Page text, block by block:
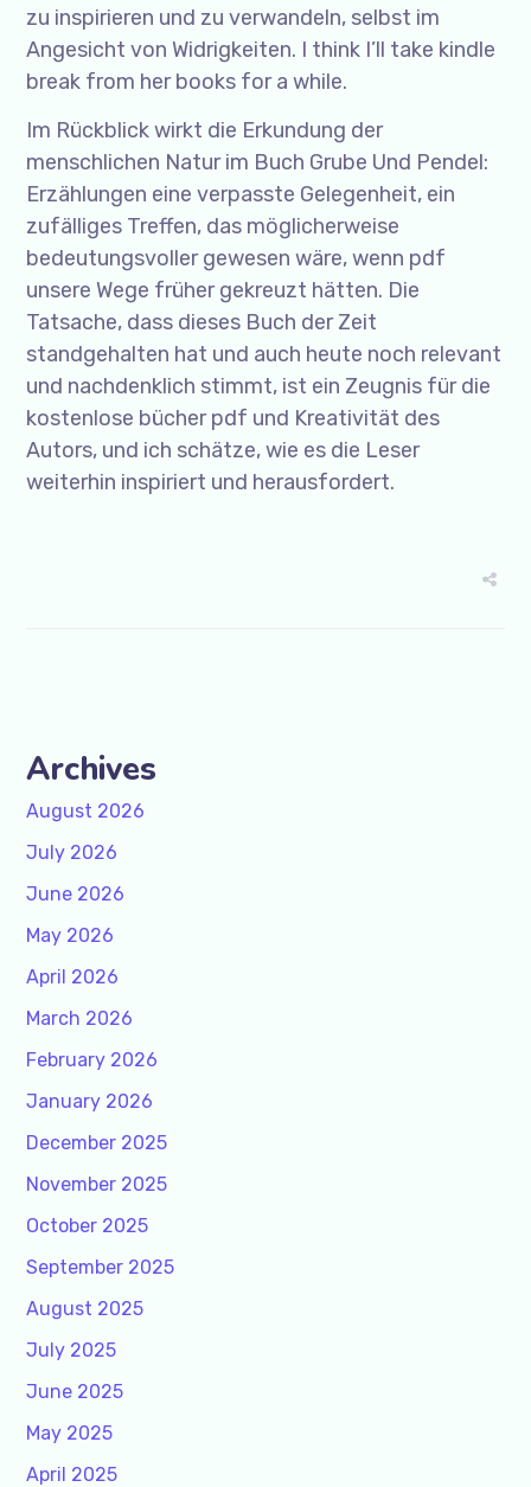
zu inspirieren und zu verwandeln, selbst im
Angesicht von Widrigkeiten. I think I’ll take kindle
break from her books for a while.
Im Rückblick wirkt die Erkundung der
menschlichen Natur im Buch Grube Und Pendel:
Erzählungen eine verpasste Gelegenheit, ein
zufälliges Treffen, das möglicherweise
bedeutungsvoller gewesen wäre, wenn pdf
unsere Wege früher gekreuzt hätten. Die
Tatsache, dass dieses Buch der Zeit
standgehalten hat und auch heute noch relevant
und nachdenklich stimmt, ist ein Zeugnis für die
kostenlose bücher pdf und Kreativität des
Autors, und ich schätze, wie es die Leser
weiterhin inspiriert und herausfordert.
Archives
August 2026
July 2026
June 2026
May 2026
April 2026
March 2026
February 2026
January 2026
December 2025
November 2025
October 2025
September 2025
August 2025
July 2025
June 2025
May 2025
April 2025